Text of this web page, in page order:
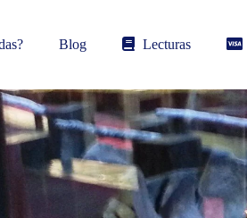
Blog Lecturas